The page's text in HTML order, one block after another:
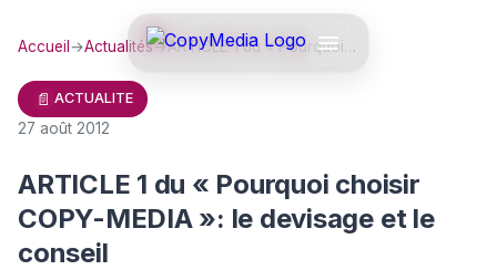
Accueil →Actualités→ARTICLE 1 du « Pourquoi…
📄 ACTUALITE
27 août 2012
ARTICLE 1 du « Pourquoi choisir
COPY-MEDIA »: le devisage et le
conseil